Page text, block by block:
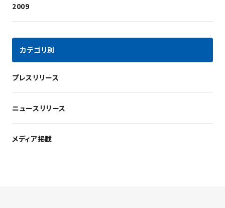
2009
カテゴリ別
プレスリリース
ニュースリリース
メディア掲載